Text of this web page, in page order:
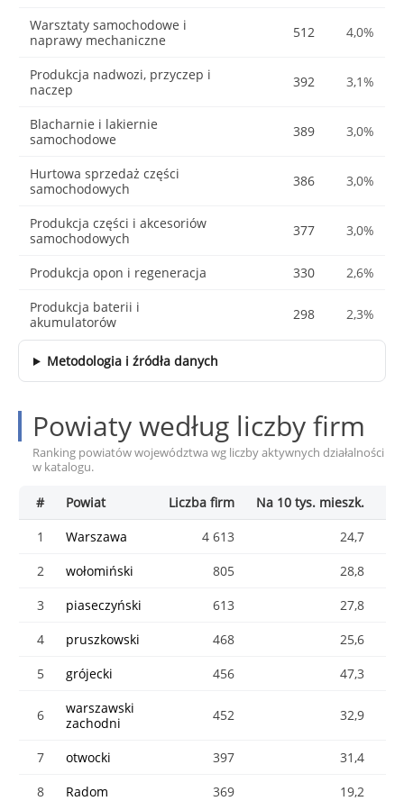
Warsztaty samochodowe i
naprawy mechaniczne
512 4,0%
Produkcja nadwozi, przyczep i
naczep
392 3,1%
Blacharnie i lakiernie
samochodowe
389 3,0%
Hurtowa sprzedaż części
samochodowych
386 3,0%
Produkcja części i akcesoriów
samochodowych
377 3,0%
Produkcja opon i regeneracja 330
2,6%
Produkcja baterii i
akumulatorów
298 2,3%
Metodologia i źródła danych
Powiaty według liczby firm
Ranking powiatów województwa wg liczby aktywnych działalności
w katalogu.
# Powiat Liczba firm Na 10 tys. mieszk.
1
Warszawa 4 613
24,7
2
wołomiński 805
28,8
3
piaseczyński 613
27,8
4
pruszkowski 468
25,6
5
grójecki 456 47,3
6
warszawski
zachodni
452 32,9
7 otwocki 397
31,4
8
Radom 369
19,2